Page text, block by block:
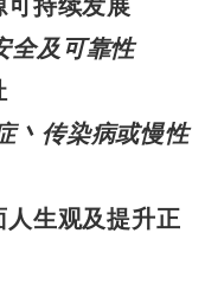
全及可靠性
丶传染病或慢性
生观及提升正